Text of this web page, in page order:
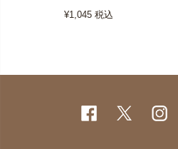
¥1,045税込